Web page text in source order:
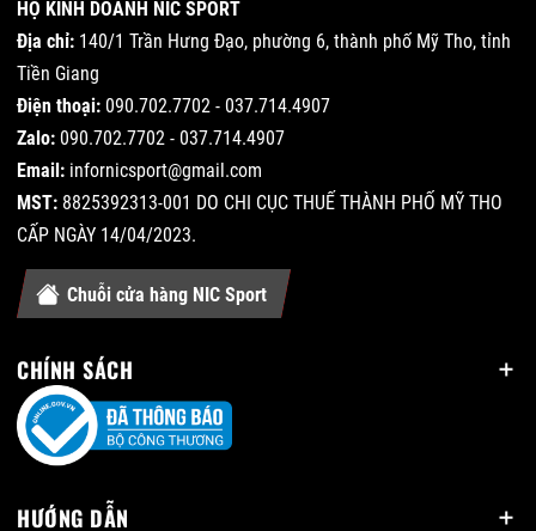
HỘ KINH DOANH NIC SPORT
Địa chỉ: 140/1 Trần Hưng Đạo, phường 6, thành phố Mỹ Tho, tỉnh
Tiền Giang
Điện thoại: 090.702.7702 - 037.714.4907
Zalo: 090.702.7702 - 037.714.4907
Email: infornicsport@gmail.com
MST: 8825392313-001 DO CHI CỤC THUẾ THÀNH PHỐ MỸ THO
CẤP NGÀY 14/04/2023.
Chuỗi cửa hàng NIC Sport
CHÍNH SÁCH
HƯỚNG DẪN